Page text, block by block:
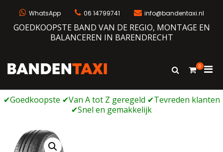
WhatsApp 06 14799741 info@bandentaxi.nl
GOEDKOOPSTE BAND VAN DE REGIO, MONTAGE EN
BALANCEREN IN BARENDRECHT
Bandengarage met eigen webshop
Toon
0
voor